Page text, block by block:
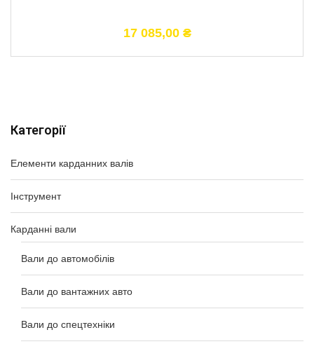
Категорії
Елементи карданних валів
Інструмент
Карданні вали
Вали до автомобілів
Вали до вантажних авто
Вали до спецтехніки
17 085,00 ₴